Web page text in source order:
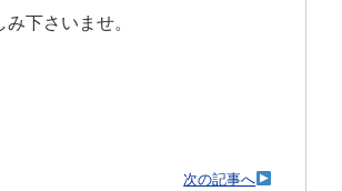
下さいませ。
次の記事へ